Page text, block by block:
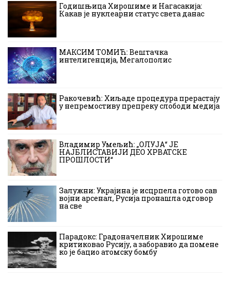
Годишњица Хирошиме и Нагасакија:
Какав је нуклеарни статус света данас
МАКСИМ ТОМИЋ: Вештачка
интелигенција, Мегалополис
Ракочевић: Хиљаде процедура прерастају
у непремостиву препреку слободи медија
Владимир Умељић: „ОЛУЈА“ ЈЕ
НАЈБЛИСТАВИЈИ ДЕО ХРВАТСКЕ
ПРОШЛОСТИ“
Залужни: Украјина је исцрпела готово сав
војни арсенал, Русија пронашла одговор
на све
Парадокс: Градоначелник Хирошиме
критиковао Русију, а заборавио да помене
ко је бацио атомску бомбу